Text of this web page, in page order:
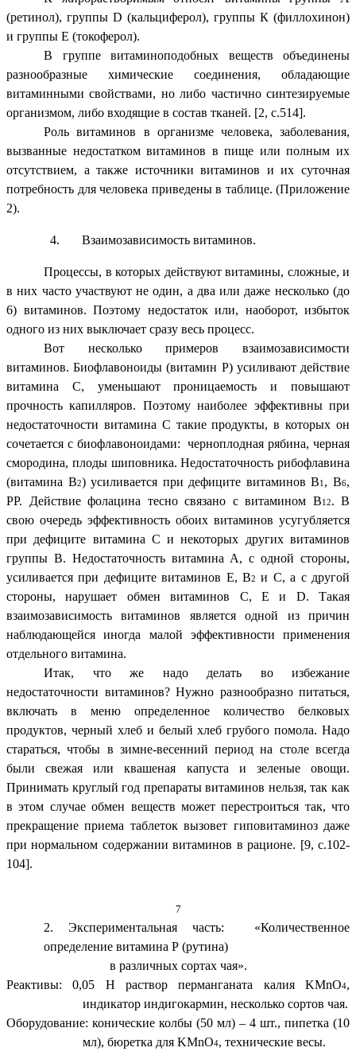
(ретинол), группы D (кальциферол), группы К (филлохинон)
и группы Е (токоферол).
В группе витаминоподобных веществ объединены
разнообразные химические соединения, обладающие
витаминными свойствами, но либо частично синтезируемые
организмом, либо входящие в состав тканей. [2, с.514].
Роль витаминов в организме человека, заболевания,
вызванные недостатком витаминов в пище или полным их
отсутствием, а также источники витаминов и их суточная
потребность для человека приведены в таблице. (Приложение
2).
Взаимозависимость витаминов.
Процессы, в которых действуют витамины, сложные, и
в них часто участвуют не один, а два или даже несколько (до
6) витаминов. Поэтому недостаток или, наоборот, избыток
одного из них выключает сразу весь процесс.
Вот несколько примеров взаимозависимости
витаминов. Биофлавоноиды (витамин Р) усиливают действие
витамина С, уменьшают проницаемость и повышают
прочность капилляров. Поэтому наиболее эффективны при
недостаточности витамина С такие продукты, в которых он
сочетается с биофлавоноидами: черноплодная рябина, черная
смородина, плоды шиповника. Недостаточность рибофлавина
(витамина В2) усиливается при дефиците витаминов В1 , В6,
РР. Действие фолацина тесно связано с витамином В12. В
свою очередь эффективность обоих витаминов усугубляется
при дефиците витамина С и некоторых других витаминов
группы В. Недостаточность витамина А, с одной стороны,
усиливается при дефиците витаминов Е, В2
и С, а с другой
стороны, нарушает обмен витаминов С, Е и D. Такая
взаимозависимость витаминов является одной из причин
наблюдающейся иногда малой эффективности применения
отдельного витамина.
Итак, что же надо делать во избежание
недостаточности витаминов? Нужно разнообразно питаться,
включать в меню определенное количество белковых
продуктов, черный хлеб и белый хлеб грубого помола. Надо
стараться, чтобы в зимне-весенний период на столе всегда
были свежая или квашеная капуста и зеленые овощи.
Принимать круглый год препараты витаминов нельзя, так как
в этом случае обмен веществ может перестроиться так, что
прекращение приема таблеток вызовет гиповитаминоз даже
при нормальном содержании витаминов в рационе. [9, с.102-
104].
7
2. Экспериментальная часть: «Количественное
определение витамина Р (рутина)
в различных сортах чая».
Реактивы: 0,05 Н раствор перманганата калия KMnO4,
индикатор индигокармин, несколько сортов чая.
Оборудование: конические колбы (50 мл) – 4 шт., пипетка (10
мл), бюретка для KMnO4, технические весы.